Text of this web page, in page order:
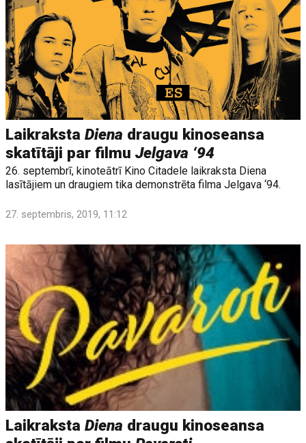
LaikrakstaDiena draugu kinoseansa
skatītāji par filmuJelgava ‘94
26. septembrī, kinoteātrī Kino Citadele laikraksta Diena
lasītājiem un draugiem tika demonstrēta filma Jelgava ‘94.
27. septembris, 2019, 11:12
LaikrakstaDiena draugu kinoseansa